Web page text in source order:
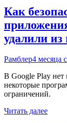
Как
удалили из
Рамблер4 месяца
В Google Play нет
некоторые
ограничений.
Читать далее